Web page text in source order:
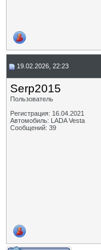
19.02.2026, 22:23
Serp2015
Пользователь
Регистрация: 16.04.2021
Автомобиль: LADA Vesta
Сообщений: 39